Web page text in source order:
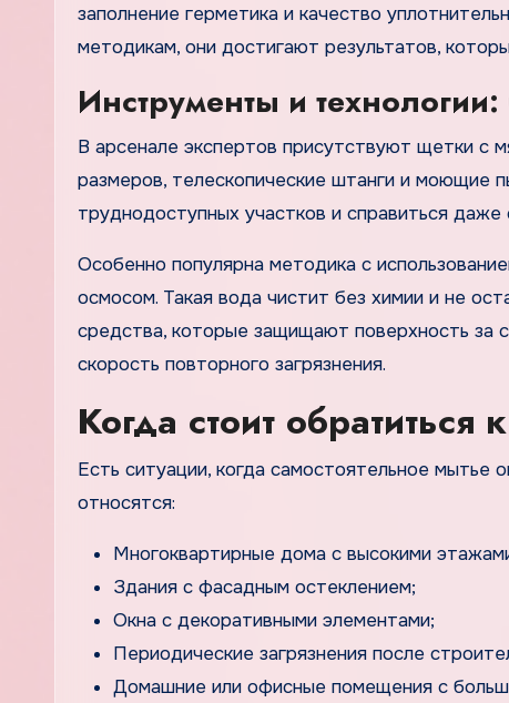
заполнение герметика и качество
методикам, они достигают результатов,
Инструменты и технологии:
В арсенале экспертов присутствуют щетки с
размеров, телескопические штанги и моющие
труднодоступных участков и справиться даже
Особенно популярна методика с
осмосом. Такая вода чистит без химии и не
средства, которые защищают поверхность за
скорость повторного загрязнения.
Когда стоит
Есть ситуации, когда самостоятельное мытье
относятся:
Многоквартирные дома с высокими
Здания с фасадным остеклением;
Окна с декоративными элементами;
Периодические загрязнения после
Домашние или офисные помещения с